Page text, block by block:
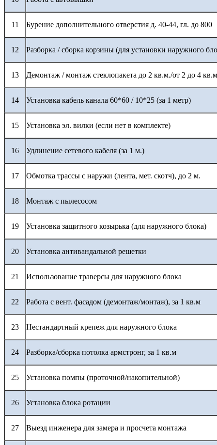
11 Бурение дополнительного отверстия д. 40-44, гл. до 800
12 Разборка / сборка корзины (для установки наружного
13 Демонтаж / монтаж стеклопакета до 2 кв.м./от 2 до 4
14 Установка кабель канала 60*60 / 10*25 (за 1 метр)
15 Установка эл. вилки (если нет в комплекте)
16 Удлинение сетевого кабеля (за 1 м.)
17 Обмотка трассы с наружи (лента, мет. скотч), до 2 м.
18 Монтаж с пылесосом
19 Установка защитного козырька (для наружного блока)
20 Установка антивандальной решетки
21 Использование траверсы для наружного блока
22 Работа с вент. фасадом (демонтаж/монтаж), за 1 кв.м
23 Нестандартный крепеж для наружного блока
24 Разборка/сборка потолка армстронг, за 1 кв.м
25 Установка помпы (проточной/накопительной)
26 Установка блока ротации
27 Выезд инженера для замера и просчета монтажа